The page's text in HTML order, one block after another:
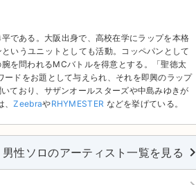
である。大阪出身で、高校在学にラップを本格
いうユニットとしても活動。コッペパンとして
を問われるMCバトルを得意とする。「聖徳太
ドをお題として与えられ、それを即興のラップ
ており、サザンオールスターズや中島みゆきが
、ZeebraやRHYMESTER などを挙げている。
男性ソロのアーティスト一覧を見る keyboard_arrow_right